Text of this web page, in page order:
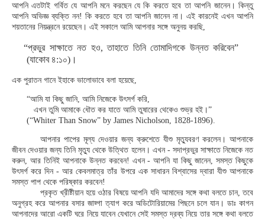
আপনি এতটাই গর্বিত যে আপনি মনে করছেন যে কি করতে হবে তা আপনি জানেন। কিন্তু
আপনি অভিজ্ঞ ব্যক্তি নন! কি করতে হবে তা আপনি জানেন না। এই কারনেই এখন আপনি
শয়তানের নিয়ন্ত্রনে রয়েছেন। এই সকালে আমি আপনার সঙ্গে অনুনয় করছি,
“প্রভুর সাক্ষাতে নত হও, তাহাতে তিনি তোমাদিগকে উন্নত করিবেন”
(যাকোব ৪:১০)।
এক পুরাতন গানে ইহাকে ভালোভাবে বলা হয়েছে,
“আমি যা কিছু জানি, আমি নিজেকে উৎসর্গ করি,
এখন তুমি আমাকে ধৌত কর যাতে আমি তুষারের থেকেও শুভ্র হই।”
(“Whiter Than Snow” by James Nicholson, 1828-1896).
আপনার পাপের মূল্য দেওয়ার জন্য ক্রুশেতে যীশু মৃত্যুবরণ করলেন। আপনাকে
জীবন দেওয়ার জন্য তিনি মৃত্যু থেকে উত্থিত হলেন। এখন - সদাপ্রভুর সাক্ষাতে নিজেকে নত
করুন, আর তিনিই আপনাকে উন্নত করবেন! এখন - আপনি যা কিছু জানেন, সমস্ত কিছুকে
উৎসর্গ করে দিন - আর কেবলমাত্র তাঁর উপরে এক সাধারন বিশ্বাসের দ্বারা যীশু আপনাকে
সমস্ত পাপ থেকে পরিষ্কার করবেন!
প্রকৃত খ্রীষ্টীয়ান হয়ে ওঠার বিষয়ে আপনি যদি আমাদের সঙ্গে কথা বলতে চান, তবে
অনুগ্রহ করে আপনার বসার জায়্গা ত্যাগ করে অডিটোরিয়ামের পিছনে চলে যান। ডাঃ কাগন
আপনাদের আরো একটি ঘরে নিয়ে যাবেন যেখানে সেই সমস্ত দ্রব্য নিয়ে তার সঙ্গে কথা বলতে